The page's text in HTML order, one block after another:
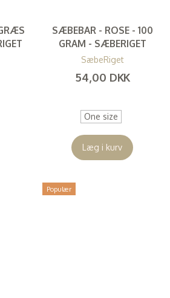
SÆBEBAR - ROSE - 100
GRAM - SÆBERIGET
SæbeRiget
54,00 DKK
One size
Læg i kurv
Populær